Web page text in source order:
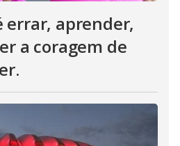
errar, aprender,
a coragem de